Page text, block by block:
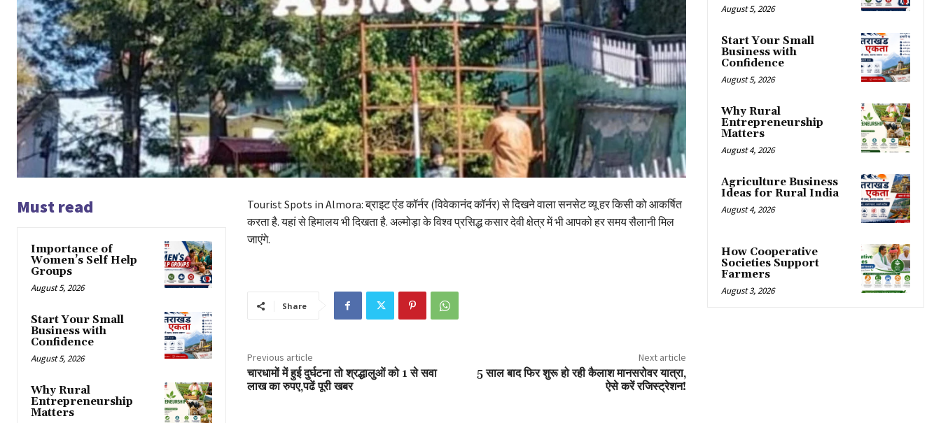
Must read
Importance of
Women’s Self Help
Groups
August 5, 2026
Start Your Small
Business with
Confidence
August 5, 2026
Why Rural
Entrepreneurship
Matters
Tourist Spots in Almora: ब्राइट एंड कॉर्नर (विवेकानंद कॉर्नर) से दिखने वाला सनसेट व्यू हर किसी को आकर्षित
करता है. यहां से हिमालय भी दिखता है. अल्मोड़ा के विश्व प्रसिद्ध कसार देवी क्षेत्र में भी आपको हर समय सैलानी मिल
जाएंगे.
Share
Previous article
चारधामों में हुई दुर्घटना तो श्रद्धालुओं को 1 से सवा
लाख का रुपए,पढें पूरी खबर
Next article
5 साल बाद फिर शुरू हो रही कैलाश मानसरोवर यात्रा,
ऐसे करें रजिस्ट्रेशन!
August 5, 2026
Start Your Small
Business with
Confidence
August 5, 2026
Why Rural
Entrepreneurship
Matters
August 4, 2026
Agriculture Business
Ideas for Rural India
August 4, 2026
How Cooperative
Societies Support
Farmers
August 3, 2026